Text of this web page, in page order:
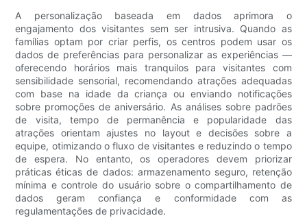
A personalização baseada em dados aprimora o
engajamento dos visitantes sem ser intrusiva. Quando as
famílias optam por criar perfis, os centros podem usar os
dados de preferências para personalizar as experiências —
oferecendo horários mais tranquilos para visitantes com
sensibilidade sensorial, recomendando atrações adequadas
com base na idade da criança ou enviando notificações
sobre promoções de aniversário. As análises sobre padrões
de visita, tempo de permanência e popularidade das
atrações orientam ajustes no layout e decisões sobre a
equipe, otimizando o fluxo de visitantes e reduzindo o tempo
de espera. No entanto, os operadores devem priorizar
práticas éticas de dados: armazenamento seguro, retenção
mínima e controle do usuário sobre o compartilhamento de
dados geram confiança e conformidade com as
regulamentações de privacidade.